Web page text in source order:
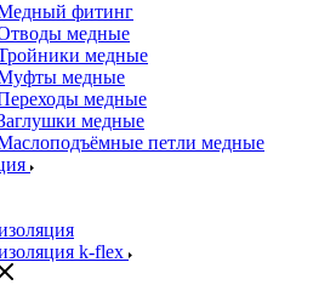
фитинг
медные
медные
медные
медные
медные
петли медные
k-flex